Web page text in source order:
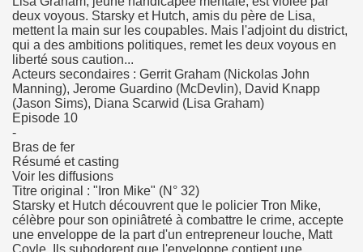
deux voyous. Starsky et Hutch, amis du père de Lisa,
mettent la main sur les coupables. Mais l'adjoint du district,
qui a des ambitions politiques, remet les deux voyous en
liberté sous caution...
Acteurs secondaires : Gerrit Graham (Nickolas John
Manning), Jerome Guardino (McDevlin), David Knapp
(Jason Sims), Diana Scarwid (Lisa Graham)
Episode 10
-
Bras de fer
Résumé et casting
Voir les diffusions
Titre original : "Iron Mike" (N° 32)
Starsky et Hutch découvrent que le policier Tron Mike,
célèbre pour son opiniâtreté à combattre le crime, accepte
une enveloppe de la part d'un entrepreneur louche, Matt
Coyle. Ils subodorent que l'enveloppe contient une